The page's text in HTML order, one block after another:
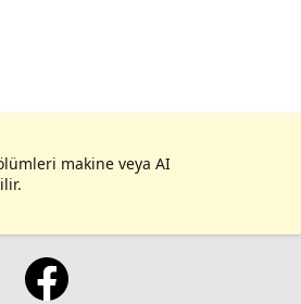
makine veya AI